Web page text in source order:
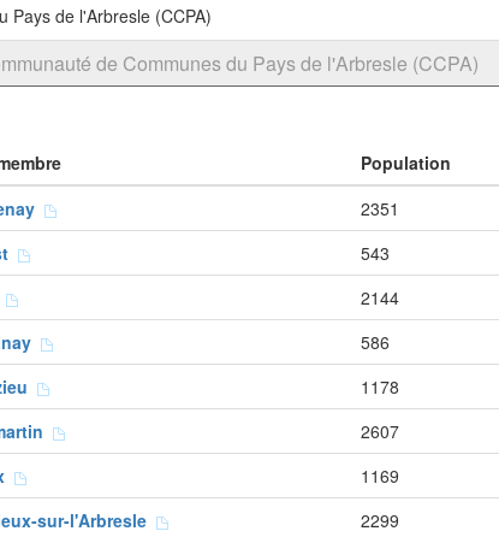
Pays de l'Arbresle (CCPA)
de Communes du Pays de l'Arbresle (CCPA)
Population
2351
543
2144
586
1178
2607
1169
sur-l'Arbresle 2299